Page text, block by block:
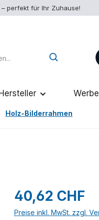
perfekt für Ihr Zuhause!
Hersteller
Holz-Bilderrahmen
Regulärer Preis:
40,62 CHF
Preise inkl. MwSt. zzgl.